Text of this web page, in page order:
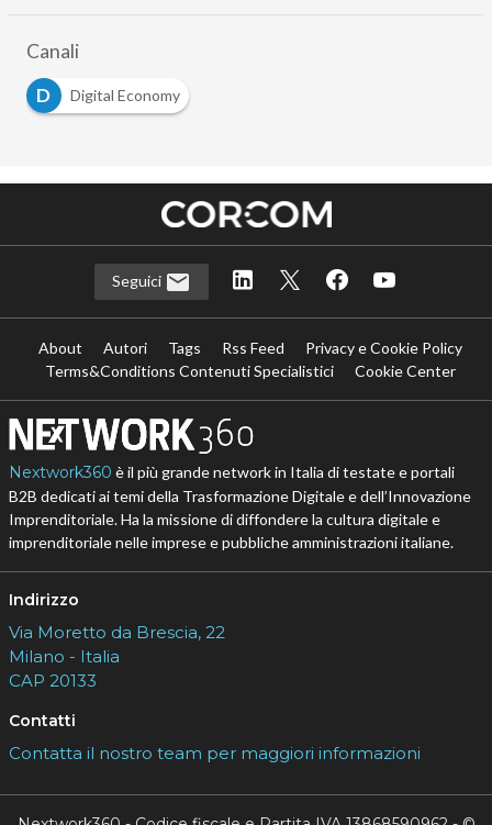
Canali
D
Digital Economy
Seguici
About Autori Tags Rss Feed
Privacy e Cookie Policy
Terms&Conditions Contenuti Specialistici
Cookie Center
Nextwork360 è il più grande network in Italia di testate e portali
B2B dedicati ai temi della Trasformazione Digitale e dell’Innovazione
Imprenditoriale. Ha la missione di diffondere la cultura digitale e
imprenditoriale nelle imprese e pubbliche amministrazioni italiane.
Indirizzo
Via Moretto da Brescia, 22
Milano - Italia
CAP 20133
Contatti
Contatta il nostro team per maggiori informazioni